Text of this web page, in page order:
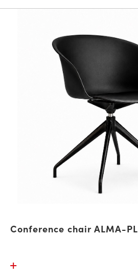
Conference chair ALMA-PL